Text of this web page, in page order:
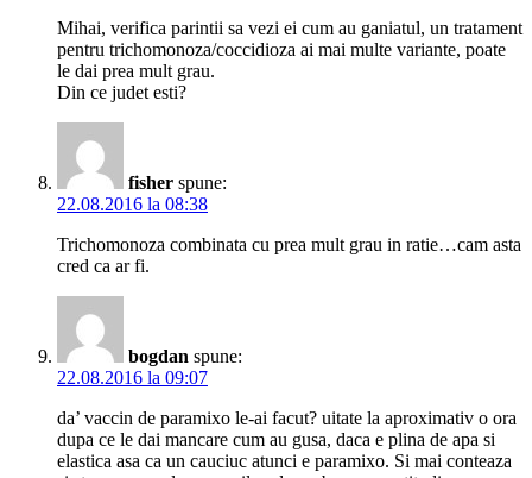
Mihai, verifica parintii sa vezi ei cum au ganiatul, un tratament
pentru trichomonoza/coccidioza ai mai multe variante, poate
le dai prea mult grau.
Din ce judet esti?
fisher spune:
22.08.2016 la 08:38
Trichomonoza combinata cu prea mult grau in ratie…cam asta
cred ca ar fi.
bogdan spune:
22.08.2016 la 09:07
da’ vaccin de paramixo le-ai facut? uitate la aproximativ o ora
dupa ce le dai mancare cum au gusa, daca e plina de apa si
elastica asa ca un cauciuc atunci e paramixo. Si mai conteaza